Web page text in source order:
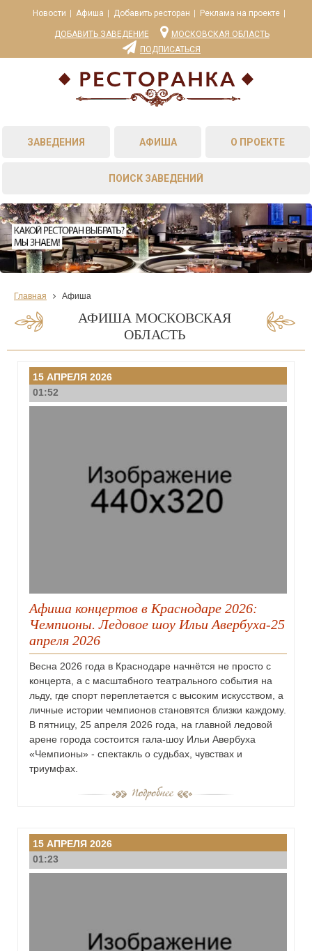
Новости Афиша Добавить ресторан Реклама на проекте
ДОБАВИТЬ ЗАВЕДЕНИЕ
МОСКОВСКАЯ ОБЛАСТЬ
ПОДПИСАТЬСЯ
ЗАВЕДЕНИЯ АФИША О ПРОЕКТЕ
ПОИСК ЗАВЕДЕНИЙ
Главная Афиша
АФИША МОСКОВСКАЯ
ОБЛАСТЬ
15 АПРЕЛЯ 2026
01:52
Афиша концертов в Краснодаре 2026:
Чемпионы. Ледовое шоу Ильи Авербуха-25
апреля 2026
Весна 2026 года в Краснодаре начнётся не просто с
концерта, а с масштабного театрального события на
льду, где спорт переплетается с высоким искусством, а
личные истории чемпионов становятся близки каждому.
В пятницу, 25 апреля 2026 года, на главной ледовой
арене города состоится гала-шоу Ильи Авербуха
«Чемпионы» - спектакль о судьбах, чувствах и
триумфах.
15 АПРЕЛЯ 2026
01:23